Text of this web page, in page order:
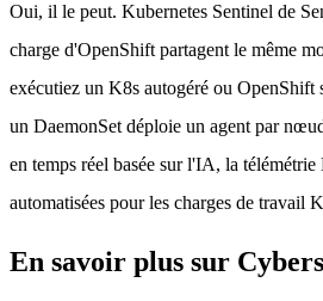
Oui, il le peut. Kubernetes Sentinel de
charge d'OpenShift partagent le même
exécutiez un K8s autogéré ou
un DaemonSet déploie un agent par
en temps réel basée sur l'IA, la télémétrie
automatisées pour les charges de travail
En savoir plus sur